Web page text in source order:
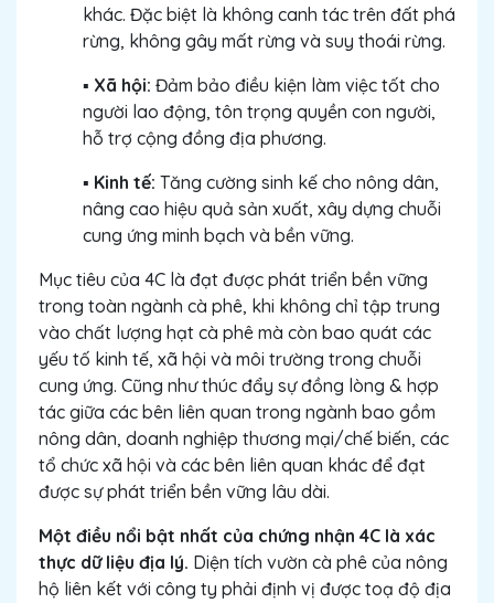
khác. Đặc biệt là không canh tác trên đất phá
rừng, không gây mất rừng và suy thoái rừng.
▪️ Xã hội: Đảm bảo điều kiện làm việc tốt cho
người lao động, tôn trọng quyền con người,
hỗ trợ cộng đồng địa phương.
▪️ Kinh tế: Tăng cường sinh kế cho nông dân,
nâng cao hiệu quả sản xuất, xây dựng chuỗi
cung ứng minh bạch và bền vững.
Mục tiêu của 4C là đạt được phát triển bền vững
trong toàn ngành cà phê, khi không chỉ tập trung
vào chất lượng hạt cà phê mà còn bao quát các
yếu tố kinh tế, xã hội và môi trường trong chuỗi
cung ứng. Cũng như thúc đẩy sự đồng lòng & hợp
tác giữa các bên liên quan trong ngành bao gồm
nông dân, doanh nghiệp thương mại/chế biến, các
tổ chức xã hội và các bên liên quan khác để đạt
được sự phát triển bền vững lâu dài.
Một điều nổi bật nhất của chứng nhận 4C là xác
thực dữ liệu địa lý. Diện tích vườn cà phê của nông
hộ liên kết với công ty phải định vị được toạ độ địa